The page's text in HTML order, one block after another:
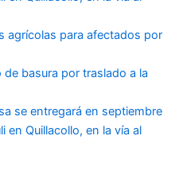
agrícolas para afectados por
basura por traslado a la
se entregará en septiembre
en Quillacollo, en la vía al